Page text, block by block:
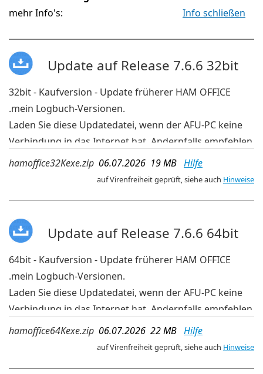
mehr Info's:
Info schließen
Update auf Release 7.6.6 32bit
32bit - Kaufversion - Update früherer HAM OFFICE
.mein Logbuch-Versionen.
Laden Sie diese Updatedatei, wenn der AFU-PC keine
Verbindung in das Internet hat. Andernfalls empfehlen
wir die aktuelleren Updates der OnlineUpdate-
Verwaltung im Programm.
hamoffice32Kexe.zip 06.07.2026 19 MB Hilfe
auf Virenfreiheit geprüft, siehe auch Hinweise
Update auf Release 7.6.6 64bit
64bit - Kaufversion - Update früherer HAM OFFICE
.mein Logbuch-Versionen.
Laden Sie diese Updatedatei, wenn der AFU-PC keine
Verbindung in das Internet hat. Andernfalls empfehlen
wir die aktuelleren Updates der OnlineUpdate-
Verwaltung im Programm.
hamoffice64Kexe.zip 06.07.2026 22 MB Hilfe
auf Virenfreiheit geprüft, siehe auch Hinweise